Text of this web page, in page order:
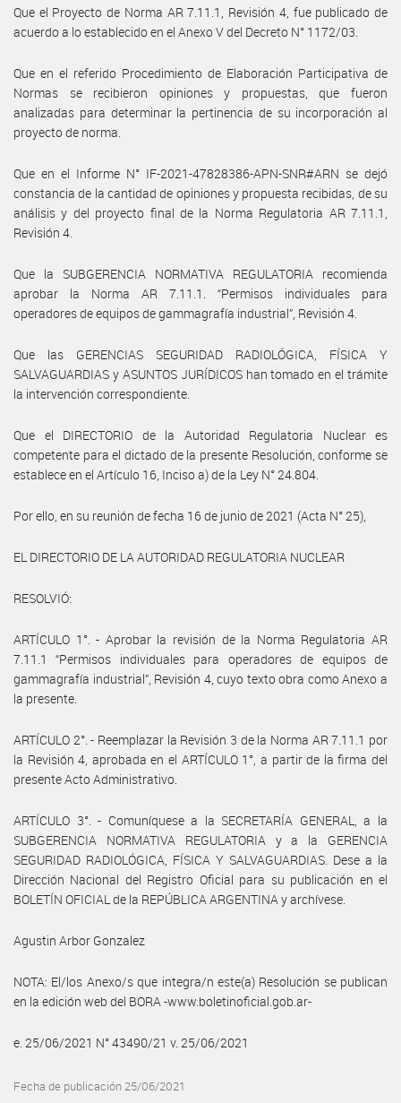
Que el Proyecto de Norma AR 7.11.1, Revisión 4, fue publicado de
acuerdo a lo establecido en el Anexo V del Decreto N° 1172/03.
Que en el referido Procedimiento de Elaboración Participativa de
Normas se recibieron opiniones y propuestas, que fueron
analizadas para determinar la pertinencia de su incorporación al
proyecto de norma.
Que en el Informe N° IF-2021-47828386-APN-SNR#ARN se dejó
constancia de la cantidad de opiniones y propuesta recibidas, de su
análisis y del proyecto final de la Norma Regulatoria AR 7.11.1,
Revisión 4.
Que la SUBGERENCIA NORMATIVA REGULATORIA recomienda
aprobar la Norma AR 7.11.1. “Permisos individuales para
operadores de equipos de gammagrafía industrial”, Revisión 4.
Que las GERENCIAS SEGURIDAD RADIOLÓGICA, FÍSICA Y
SALVAGUARDIAS y ASUNTOS JURÍDICOS han tomado en el trámite
la intervención correspondiente.
Que el DIRECTORIO de la Autoridad Regulatoria Nuclear es
competente para el dictado de la presente Resolución, conforme se
establece en el Artículo 16, Inciso a) de la Ley N° 24.804.
Por ello, en su reunión de fecha 16 de junio de 2021 (Acta N° 25),
EL DIRECTORIO DE LA AUTORIDAD REGULATORIA NUCLEAR
RESOLVIÓ:
ARTÍCULO 1°. - Aprobar la revisión de la Norma Regulatoria AR
7.11.1 “Permisos individuales para operadores de equipos de
gammagrafía industrial”, Revisión 4, cuyo texto obra como Anexo a
la presente.
ARTÍCULO 2°. - Reemplazar la Revisión 3 de la Norma AR 7.11.1 por
la Revisión 4, aprobada en el ARTÍCULO 1°, a partir de la firma del
presente Acto Administrativo.
ARTÍCULO 3°. - Comuníquese a la SECRETARÍA GENERAL, a la
SUBGERENCIA NORMATIVA REGULATORIA y a la GERENCIA
SEGURIDAD RADIOLÓGICA, FÍSICA Y SALVAGUARDIAS. Dese a la
Dirección Nacional del Registro Oficial para su publicación en el
BOLETÍN OFICIAL de la REPÚBLICA ARGENTINA y archívese.
Agustin Arbor Gonzalez
NOTA: El/los Anexo/s que integra/n este(a) Resolución se publican
en la edición web del BORA -www.boletinoficial.gob.ar-
e. 25/06/2021 N° 43490/21 v. 25/06/2021
Fecha de publicación 25/06/2021